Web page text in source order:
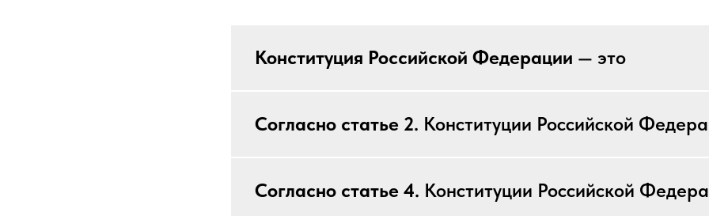
Конституция Российской Федерации — это
Согласно статье 2. Конституции Российской
Согласно статье 4. Конституции Российской